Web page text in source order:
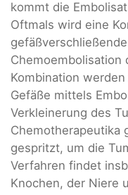
kommt die
Oftmals wird eine
Chemoembolisation
Kombination
Gefäße mittels
Verkleinerung des
Chemotherapeutika
gespritzt, um die
Verfahren findet
Knochen, der Niere